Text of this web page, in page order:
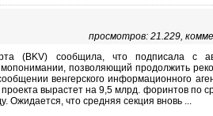
просмотров: 21.229,
(BKV) сообщила, что подписала с
позволяющий продолжить
венгерского информационного
вырастет на 9,5 млрд. форинтов по
Ожидается, что средняя секция вновь ...